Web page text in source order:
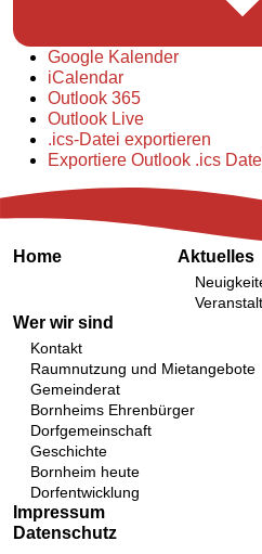
Google Kalender
iCalendar
Outlook 365
Outlook Live
.ics-Datei exportieren
Exportiere Outlook .ics
Home Aktuelles
Wer wir sind
Kontakt
Raumnutzung und Mietangebote
Gemeinderat
Bornheims Ehrenbürger
Dorfgemeinschaft
Geschichte
Bornheim heute
Dorfentwicklung
Impressum
Datenschutz